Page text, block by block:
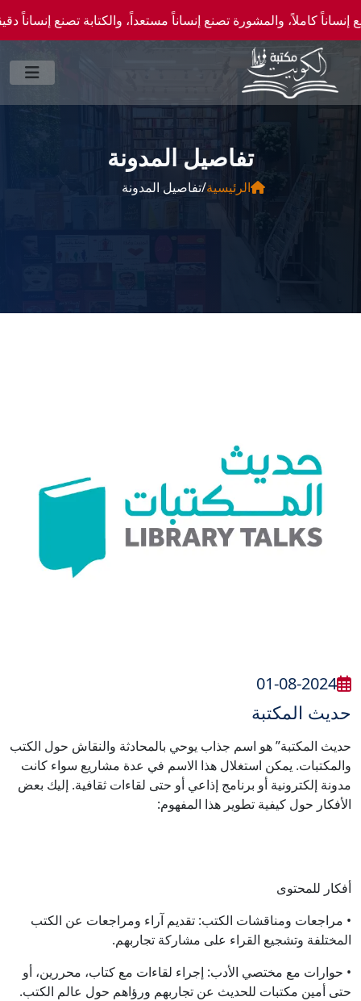
والمشورة تصنع إنساناً مستعداً، والكتابة تصنع إنساناً دقيقاً." —احصل علي
تفاصيل المدونة
الرئيسية/تفاصيل المدونة
01-08-2024
حديث المكتبة
حديث المكتبة” هو اسم جذاب يوحي بالمحادثة والنقاش حول الكتب
والمكتبات. يمكن استغلال هذا الاسم في عدة مشاريع سواء كانت
مدونة إلكترونية أو برنامج إذاعي أو حتى لقاءات ثقافية. إليك بعض
الأفكار حول كيفية تطوير هذا المفهوم:
أفكار للمحتوى
• مراجعات ومناقشات الكتب: تقديم آراء ومراجعات عن الكتب
المختلفة وتشجيع القراء على مشاركة تجاربهم.
• حوارات مع مختصي الأدب: إجراء لقاءات مع كتاب، محررين، أو
حتى أمين مكتبات للحديث عن تجاربهم ورؤاهم حول عالم الكتب.